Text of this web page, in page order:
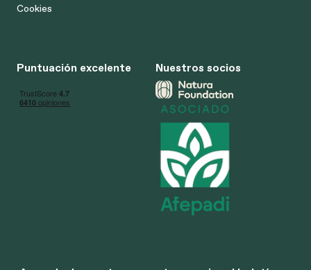
Cookies
Puntuación excelente Nuestros socios